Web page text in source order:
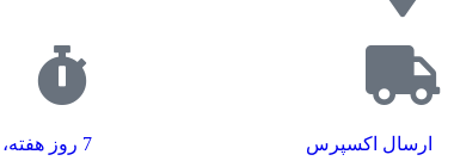
ارسال اکسپرس 7 روز هفته، 24 ساعته